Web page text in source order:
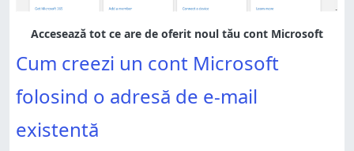
Cum creezi un cont Microsoft
folosind o adresă de e-mail
existentă